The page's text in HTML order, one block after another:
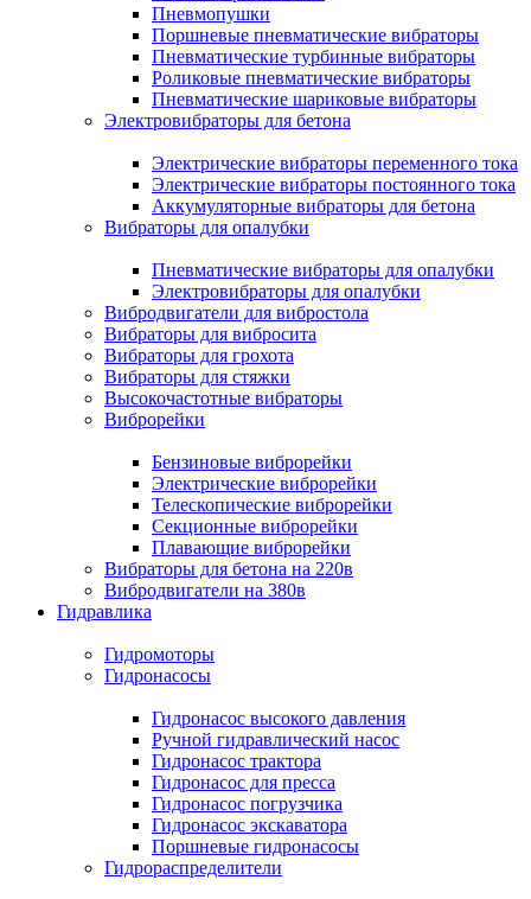
Пневмопушки
Поршневые пневматические вибраторы
Пневматические турбинные вибраторы
Роликовые пневматические вибраторы
Пневматические шариковые вибраторы
Электровибраторы для бетона
Электрические вибраторы переменного тока
Электрические вибраторы постоянного тока
Аккумуляторные вибраторы для бетона
Вибраторы для опалубки
Пневматические вибраторы для опалубки
Электровибраторы для опалубки
Вибродвигатели для вибростола
Вибраторы для вибросита
Вибраторы для грохота
Вибраторы для стяжки
Высокочастотные вибраторы
Виброрейки
Бензиновые виброрейки
Электрические виброрейки
Телескопические виброрейки
Секционные виброрейки
Плавающие виброрейки
Вибраторы для бетона на 220в
Вибродвигатели на 380в
Гидравлика
Гидромоторы
Гидронасосы
Гидронасос высокого давления
Ручной гидравлический насос
Гидронасос трактора
Гидронасос для пресса
Гидронасос погрузчика
Гидронасос экскаватора
Поршневые гидронасосы
Гидрораспределители